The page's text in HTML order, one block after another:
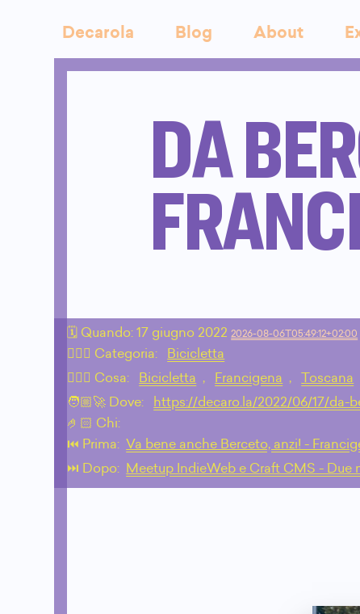
Decarola Blog About
DA
🗓 Quando:17 giugno 2022 2026-08-06T05:49:12+02:00
🙇🏻‍♂️ Categoria:
Bicicletta
💁🏼‍♂️ Cosa:
Bicicletta , Francigena , Toscana
🧑🏼‍🚀 Dove:
https://decaro.la/2022/06/17/da-
🤌🏻 Chi:
⏮️ Prima: Va bene anche Berceto, anzi! -
⏭️ Dopo:
Meetup IndieWeb e Craft CMS - Due